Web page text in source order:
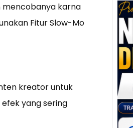
mencobanya karna
Fitur Slow-Mo
kreator untuk
yang sering